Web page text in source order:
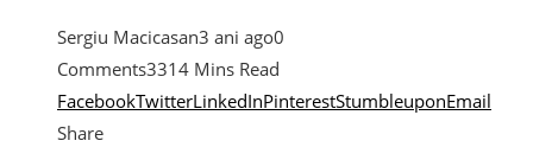
Sergiu Macicasan3 ani ago0
Comments3314 Mins Read
FacebookTwitterLinkedInPinterestStumbleuponEmail
Share